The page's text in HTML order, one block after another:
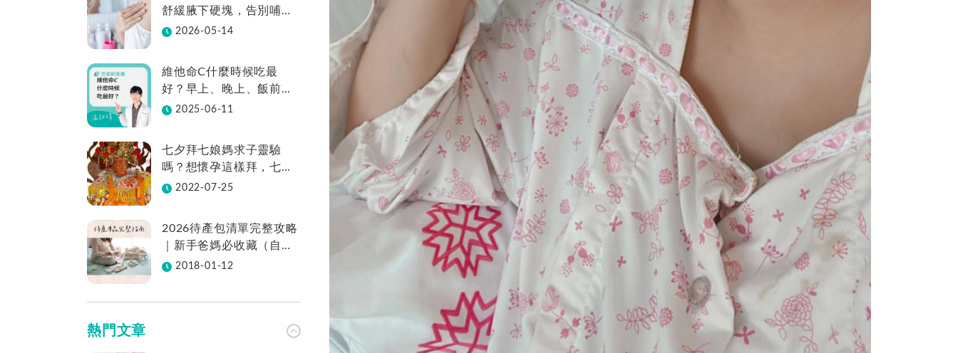
舒緩腋下硬塊，告別哺乳
疼痛2026-05-14
維他命C什麼時候吃最
好？早上、晚上、飯前、
飯後差在哪？
2025-06-11
七夕拜七娘媽求子靈驗
嗎？想懷孕這樣拜，七娘
媽拜法、供品、地點一次
2022-07-25
2026待產包清單完整攻略
｜新手爸媽必收藏（自然
產／剖腹產適用／表格免
2018-01-12
熱門文章